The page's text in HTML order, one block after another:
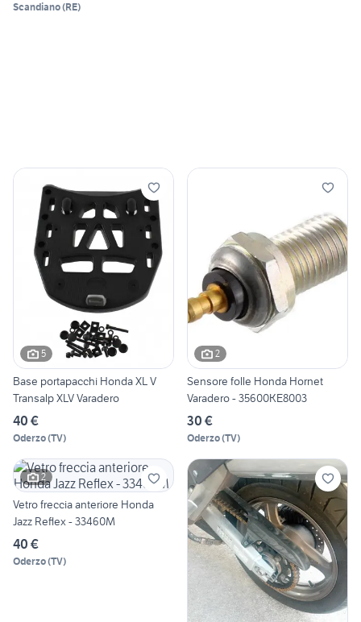
Scandiano(RE)
5
Base portapacchi Honda XL V
Transalp XLV Varadero
40 €
Oderzo(TV)
2
Sensore folle Honda Hornet
Varadero - 35600KE8003
30 €
Oderzo(TV)
2
Vetro freccia anteriore Honda
Jazz Reflex - 33460M
40 €
Oderzo(TV)